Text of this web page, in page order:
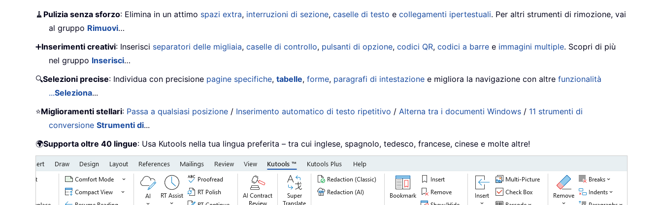
🧹 Pulizia senza sforzo: Elimina in un attimo spazi extra, interruzioni di sezione, caselle di testo e collegamenti ipertestuali. Per altri strumenti di rimozione, vai
al gruppo Rimuovi…
➕Inserimenti creativi: Inserisci separatori delle migliaia, caselle di controllo, pulsanti di opzione, codici QR, codici a barre e immagini multiple. Scopri di più
nel gruppo Inserisci…
🔍Selezioni precise: Individua con precisione pagine specifiche, tabelle, forme, paragrafi di intestazione e migliora la navigazione con altre funzionalità
...Seleziona...
⭐Miglioramenti stellari: Passa a qualsiasi posizione / Inserimento automatico di testo ripetitivo / Alterna tra i documenti Windows / 11 strumenti di
conversioneStrumenti di...
🌍Supporta oltre 40 lingue: Usa Kutools nella tua lingua preferita – tra cui inglese, spagnolo, tedesco, francese, cinese e molte altre!